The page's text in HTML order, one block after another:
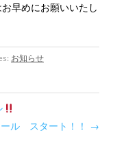
早めにお願いいたし
お知らせ
ル スタート！！
→